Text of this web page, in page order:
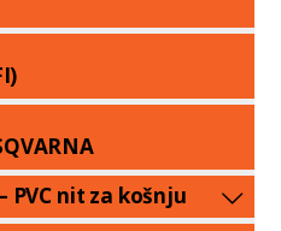
PVC nit za košnju